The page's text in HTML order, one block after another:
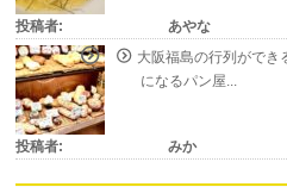
投稿者:
あやな
大阪福島の行列ができ
になるパン屋...
投稿者: みか